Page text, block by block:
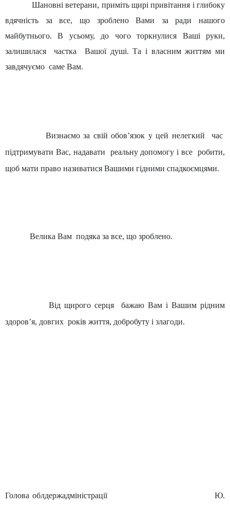
Шановні ветерани, приміть щирі привітання і глибоку
вдячність за все, що зроблено Вами за ради нашого
майбутнього. В усьому, до чого торкнулися Ваші руки,
залишилася
частка
Вашої душі. Та і власним життям ми
завдячуємо саме Вам.
Визнаємо за свій обов’язок у цей нелегкий
час
підтримувати Вас, надавати
реальну допомогу і все робити,
щоб мати право називатися Вашими гідними спадкоємцями.
Велика Вам подяка за все, що зроблено.
Від щирого серця
бажаю Вам і Вашим рідним
здоров’я, довгих років життя, добробуту і злагоди.
Голова облдержадміністрації
Ю.